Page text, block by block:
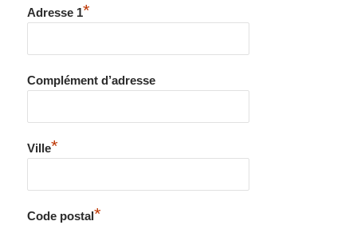
Adresse 1*
Complément d’adresse
Ville*
Code postal*